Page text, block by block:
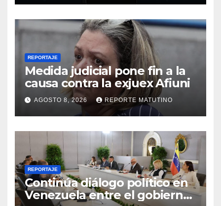
REPORTAJE
Medida judicial pone fin a la
causa contra la exjuex Afiuni
AGOSTO 8, 2026 REPORTE MATUTINO
REPORTAJE
Continúa diálogo político en
Venezuela entre el gobierno